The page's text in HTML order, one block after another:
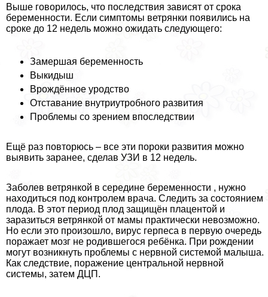
Выше говорилось, что последствия зависят от срока
беременности. Если симптомы ветрянки появились на
сроке до 12 недель можно ожидать следующего:
Замершая беременность
Выкидыш
Врождённое уpoдство
Отставание внутриутробного развития
Проблемы со зрением впоследствии
Ещё раз повторюсь – все эти пороки развития можно
выявить заранее, сделав УЗИ в 12 недель.
Заболев ветрянкой в середине беременности , нужно
находиться под контролем врача. Следить за состоянием
плода. В этот период плод защищён плацентой и
заразиться ветрянкой от мамы пpaктически невозможно.
Но если это произошло, вирус гepпeса в первую очередь
поражает мозг не родившегося ребёнка. При рождении
могут возникнуть проблемы с нервной системой малыша.
Как следствие, поражение центральной нервной
системы, затем ДЦП.